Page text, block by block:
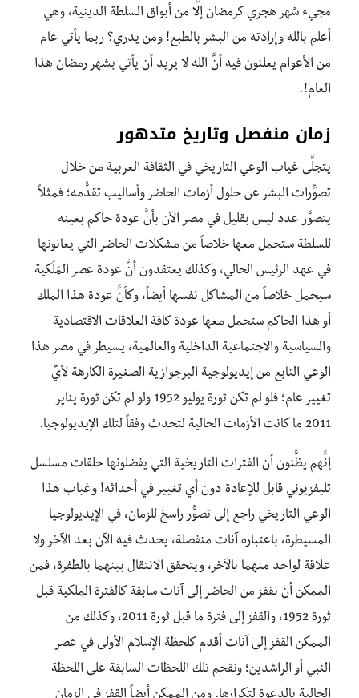
مجيء شهر هجري كرمضان إلَّا من أبواق السلطة الدينية، وهي
أعلم بالله وإرادته من البشر بالطبع! ومن يدري؟ ربما يأتي عام
من الأعوام يعلنون فيه أنَّ الله لا يريد أن يأتي بشهر رمضان هذا
العام!.
زمان منفصل وتاريخ متدهور
يتجلَّى غياب الوعي التاريخي في الثقافة العربية من خلال
تصوُّرات البشر عن حلول أزمات الحاضر وأساليب تقدُّمه؛ فمثلاً
يتصوَّر عدد ليس بقليل في مصر الآن بأنَّ عودة حاكم بعينه
للسلطة ستحمل معها خلاصاً من مشكلات الحاضر التي يعانونها
في عهد الرئيس الحالي، وكذلك يعتقدون أنَّ عودة عصر المَلَكية
سيحمل خلاصاً من المشاكل نفسها أيضاً، وكأنَّ عودة هذا الملك
أو هذا الحاكم ستحمل معها عودة كافة العلاقات الاقتصادية
والسياسية والاجتماعية الداخلية والعالمية، يسيطر في مصر هذا
الوعي النابع من إيديولوجية البرجوازية الصغيرة الكارهة لأيِّ
تغيير عام؛ فلو لم تكن ثورة يوليو 1952 ولو لم تكن ثورة يناير
2011 ما كانت الأزمات الحالية لتحدث وفقاً لتلك الإيديولوجيا.
إنَّهم يظُّنون أن الفترات التاريخية التي يفضلونها حلقات مسلسل
تليفزيوني قابل للإعادة دون أي تغيير في أحداثه! وغياب هذا
الوعي التاريخي راجع إلى تصوُّر راسخ للزمان، في الإيديولوجيا
المسيطرة، باعتباره آنات منفصلة، يحدث فيه الآن بعد الآخر ولا
علاقة لواحد منهما بالآخر، ويتحقق الانتقال بينهما بالطفرة، فمن
الممكن أن نقفز من الحاضر إلى آنات سابقة كالفترة الملكية قبل
ثورة 1952، والقفز إلى فترة ما قبل ثورة 2011، وكذلك من
الممكن القفز إلى آنات أقدم كلحظة الإسلام الأولى في عصر
النبي أو الراشدين؛ ونقحم تلك اللحظات السابقة على اللحظة